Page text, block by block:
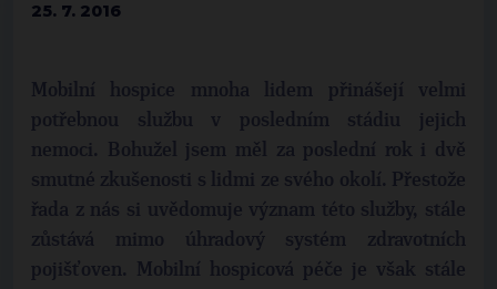
25. 7. 2016
Mobilní hospice mnoha lidem přinášejí velmi
potřebnou službu v posledním stádiu jejich
nemoci. Bohužel jsem měl za poslední rok i dvě
smutné zkušenosti s lidmi ze svého okolí. Přestože
řada z nás si uvědomuje význam této služby, stále
zůstává mimo úhradový systém zdravotních
pojišťoven. Mobilní hospicová péče je však stále